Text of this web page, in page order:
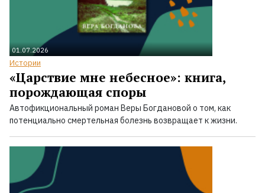
01.07.2026
Истории
«Царствие мне небесное»: книга,
порождающая споры
Автофикциональный роман Веры Богдановой о том, как
потенциально смертельная болезнь возвращает к жизни.